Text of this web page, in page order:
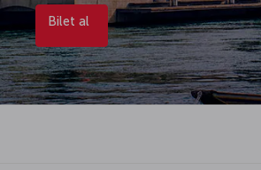
Bilet al